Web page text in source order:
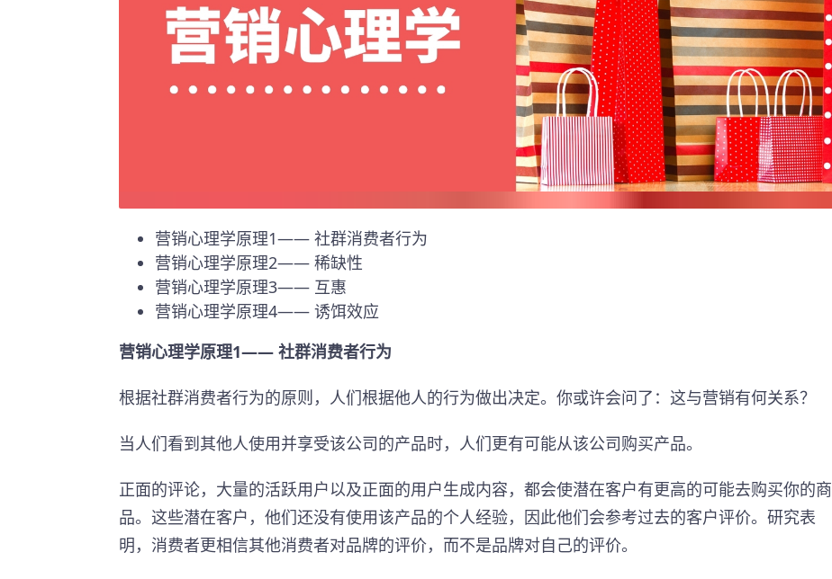
营销心理学原理1—— 社群消费者行为
营销心理学原理2—— 稀缺性
营销心理学原理3—— 互惠
营销心理学原理4—— 诱饵效应
营销心理学原理1—— 社群消费者行为
根据社群消费者行为的原则，人们根据他人的行为做出决定。你或许会问了：这与营销有何关系？
当人们看到其他人使用并享受该公司的产品时，人们更有可能从该公司购买产品。
正面的评论，大量的活跃用户以及正面的用户生成内容，都会使潜在客户有更高的可能去购买你的商
品。这些潜在客户，他们还没有使用该产品的个人经验，因此他们会参考过去的客户评价。研究表
明，消费者更相信其他消费者对品牌的评价，而不是品牌对自己的评价。